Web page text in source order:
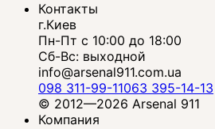
Контакты
г.Киев
Пн-Пт с 10:00 до 18:00
Сб-Вс: выходной
info@arsenal911.com.ua
098 311-99-11063 395-14-13
© 2012—2026 Arsenal 911
Компания